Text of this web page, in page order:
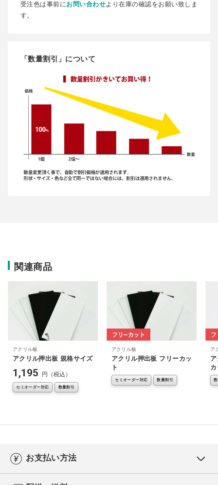
受注色は事前にお問い合わせより在庫の確認をお願い致しま
す。
「数量割引」について
関連商品
アクリル板
アクリル押出板 規格サイズ
1,195 円（税込）
セミオーダー対応 数量割引
アクリル板
アクリル押出板 フリーカッ
ト
セミオーダー対応 数量割引
ア
お支払い方法